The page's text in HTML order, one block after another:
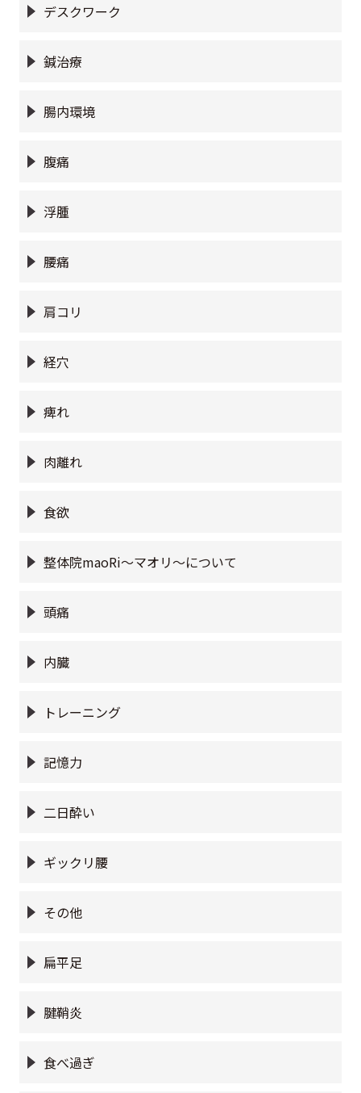
デスクワーク
鍼治療
腸内環境
腹痛
浮腫
腰痛
肩コリ
経穴
痺れ
肉離れ
食欲
整体院maoRi〜マオリ〜について
頭痛
内臓
トレーニング
記憶力
二日酔い
ギックリ腰
その他
扁平足
腱鞘炎
食べ過ぎ